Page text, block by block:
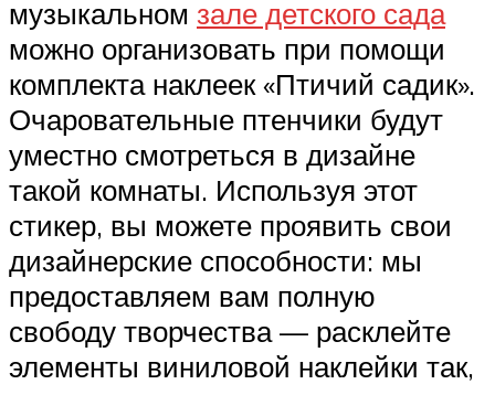
музыкальном зале детского сада
можно организовать при помощи
комплекта наклеек «Птичий садик».
Очаровательные птенчики будут
уместно смотреться в дизайне
такой комнаты. Используя этот
стикер, вы можете проявить свои
дизайнерские способности: мы
предоставляем вам полную
свободу творчества — расклейте
элементы виниловой наклейки так,